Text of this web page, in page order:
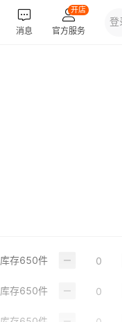
库存650件
库存650件